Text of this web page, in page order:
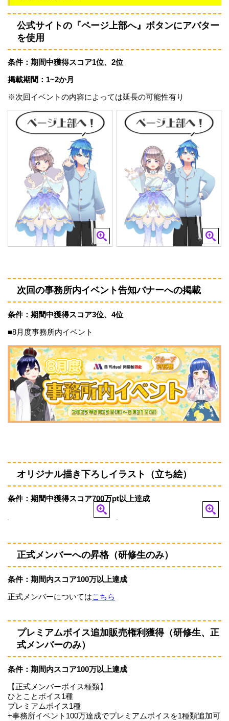
公式サイトの『ページ上部へ』ボタンにアバター
を使用
条件：期間中獲得スコア1位、2位
掲載期間：1~2か月
※次回イベントの内容によっては延長の可能性有り
次回の事務所内イベント告知バナーへの掲載
条件：期間中獲得スコア3位、4位
■8月度事務所内イベント
オリジナル描き下ろしイラスト（立ち絵）
条件：期間中獲得スコア700万pt以上達成
正式メンバーへの昇格（研修生のみ）
条件：期間内スコア100万以上達成
正式メンバーについてはこちら
プレミアムボイス追加販売権利獲得（研修生、正
式メンバーのみ）
条件：期間内スコア100万以上達成
【正式メンバーボイス種類】
ひとことボイス1種
プレミアムボイス1種
+事務所イベント100万達成でプレミアムボイスを1種類追加可